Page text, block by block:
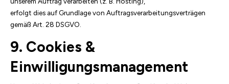
erfolgt dies auf Grundlage von Auftragsverarbeitungsverträgen
gemäß Art. 28 DSGVO.
9. Cookies &
Einwilligungsmanagement